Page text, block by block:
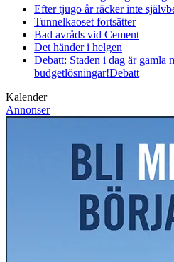
Efter tjugo år räcker inte
Tunnelkaoset fortsätter
Bad avråds vid Cement
Det händer i helgen
Debatt: Staden i dag är gamla
budgetlösningar!Debatt
Kalender
Annonser